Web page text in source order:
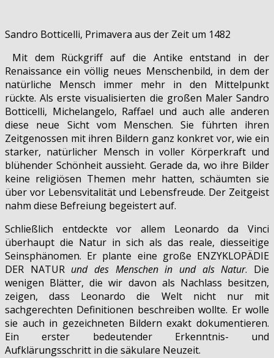
Sandro Botticelli, Primavera aus der Zeit um 1482
Mit dem Rückgriff auf die Antike entstand in der
Renaissance ein völlig neues Menschenbild, in dem der
natürliche Mensch immer mehr in den Mittelpunkt
rückte. Als erste visualisierten die großen Maler Sandro
Botticelli, Michelangelo, Raffael und auch alle anderen
diese neue Sicht vom Menschen. Sie führten ihren
Zeitgenossen mit ihren Bildern ganz konkret vor, wie ein
starker, natürlicher Mensch in voller Körperkraft und
blühender Schönheit aussieht. Gerade da, wo ihre Bilder
keine religiösen Themen mehr hatten, schäumten sie
über vor Lebensvitalität und Lebensfreude. Der Zeitgeist
nahm diese Befreiung begeistert auf.
Schließlich entdeckte vor allem Leonardo da Vinci
überhaupt die Natur in sich als das reale, diesseitige
Seinsphänomen. Er plante eine große ENZYKLOPÄDIE
DER NATURund des Menschen in und als Natur. Die
wenigen Blätter, die wir davon als Nachlass besitzen,
zeigen, dass Leonardo die Welt nicht nur mit
sachgerechten Definitionen beschreiben wollte. Er wolle
sie auch in gezeichneten Bildern exakt dokumentieren.
Ein erster bedeutender Erkenntnis- und
Aufklärungsschritt in die säkulare Neuzeit.